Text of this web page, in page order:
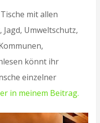
mit allen
Umweltschutz,
könnt ihr
einzelner
in meinem Beitrag.